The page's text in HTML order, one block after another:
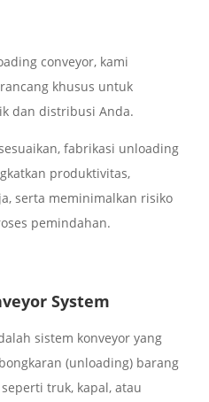
conveyor, kami
khusus untuk
dan distribusi Anda.
fabrikasi unloading
produktivitas,
serta meminimalkan risiko
pemindahan.
System
sistem konveyor yang
(unloading) barang
truk, kapal, atau